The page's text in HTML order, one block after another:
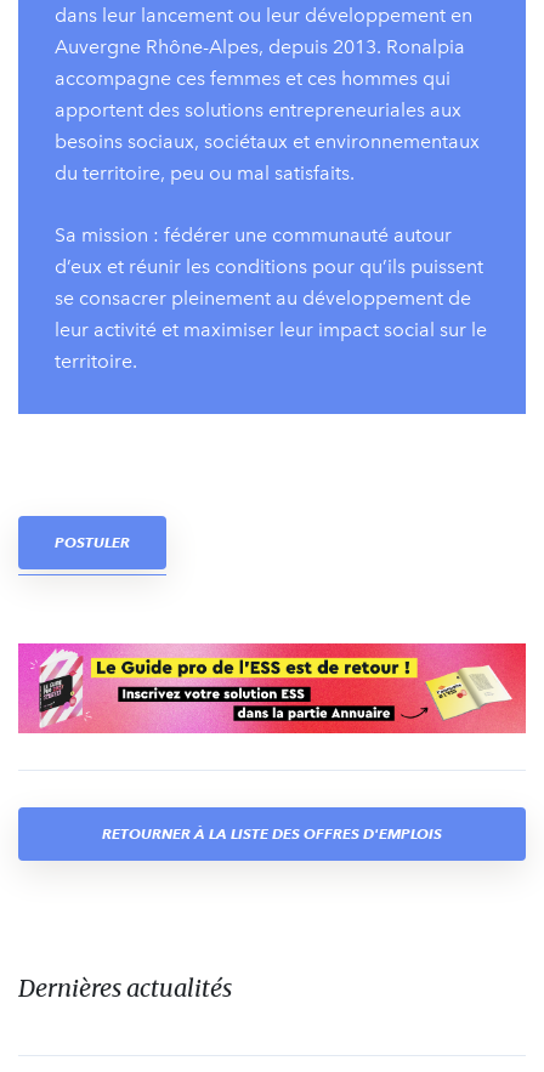
dans leur lancement ou leur développement en
Auvergne Rhône-Alpes, depuis 2013. Ronalpia
accompagne ces femmes et ces hommes qui
apportent des solutions entrepreneuriales aux
besoins sociaux, sociétaux et environnementaux
du territoire, peu ou mal satisfaits.
Sa mission : fédérer une communauté autour
d’eux et réunir les conditions pour qu’ils puissent
se consacrer pleinement au développement de
leur activité et maximiser leur impact social sur le
territoire.
POSTULER
RETOURNER À LA LISTE DES OFFRES D'EMPLOIS
Dernières actualités